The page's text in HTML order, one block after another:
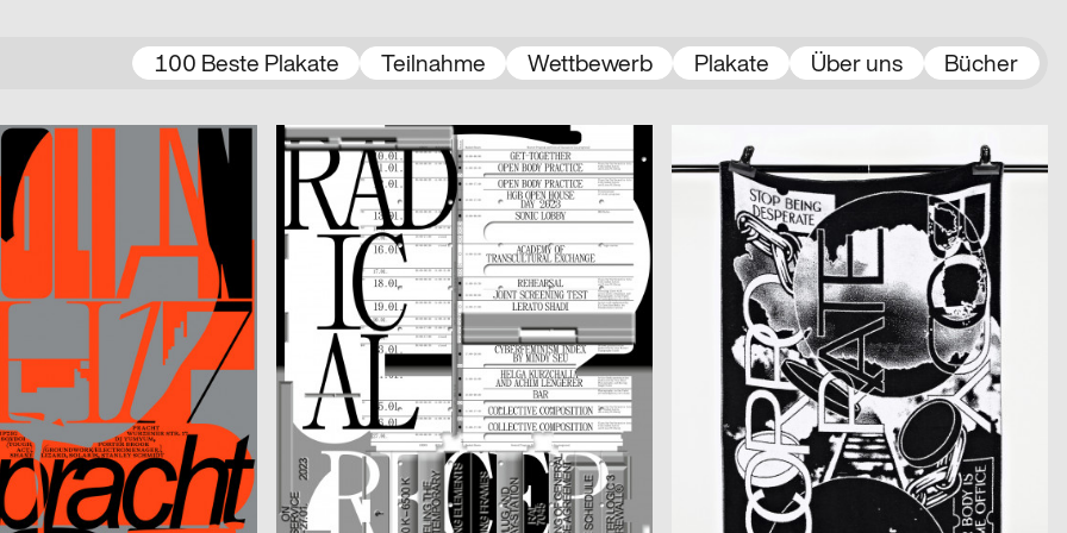
100 Beste Plakate Teilnahme Wettbewerb Plakate Über uns Bücher
2022
clubnight
Kaiser Anja, Tanneberger Hagen
2022
Radical Receptionist?!
Kaiser Anja D
Sexed Realities – To Whom Do I Owe My Body?